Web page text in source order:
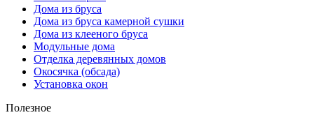
Дома из бруса
Дома из бруса камерной сушки
Дома из клееного бруса
Модульные дома
Отделка деревянных домов
Окосячка (обсада)
Установка окон
Полезное